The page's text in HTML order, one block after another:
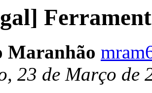
Maranhão
23 de Março de